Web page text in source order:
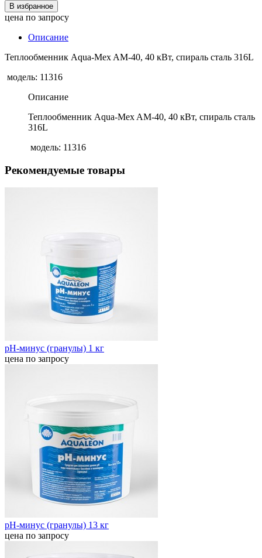
В избранное
цена по запросу
Описание
Теплообменник Aqua-Mex AM-40, 40 кВт, спираль сталь 316L
модель: 11316
Описание
Теплообменник Aqua-Mex AM-40, 40 кВт, спираль сталь
316L
модель: 11316
Рекомендуемые товары
pH-минус (гранулы) 1 кг
цена по запросу
pH-минус (гранулы) 13 кг
цена по запросу